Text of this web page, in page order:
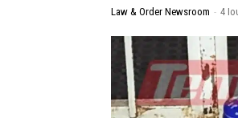
Law & Order Newsroom - 4